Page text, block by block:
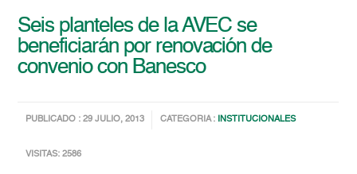
Seis planteles de la AVEC se
beneficiarán por renovación de
convenio con Banesco
PUBLICADO : 29 JULIO, 2013 CATEGORIA : INSTITUCIONALES
VISITAS: 2586